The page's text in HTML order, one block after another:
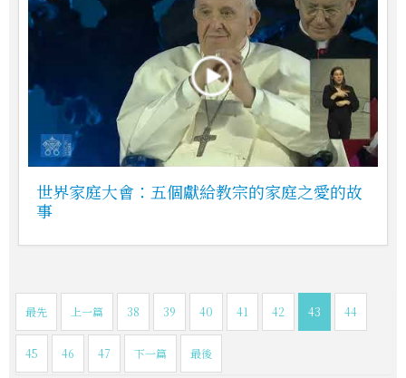
世界家庭大會：五個獻給教宗的家庭之愛的故
事
最先 上一篇 38 39 40 41 42 43 44
45 46 47 下一篇 最後